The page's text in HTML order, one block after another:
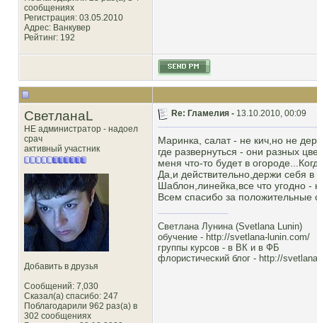
сообщениях
Регистрация: 03.05.2010
Адрес: Ванкувер
Рейтинг: 192
СветланаL
НЕ администратор - надоел
срач
активный участник
Добавить в друзья
Сообщений: 7,030
Сказал(а) спасибо: 247
Поблагодарили 962 раз(а) в
302 сообщениях
Re: Гламелия - 13.10.2010, 00:09
Маринка, салат - не кич,но не
где развернуться - они разных
меня что-то будет в
Да,и действительно,держи себя
Шаблон,линейка,все что угодно -
Всем спасибо за
Светлана Лунина (Svetlana Lunin)
обучение - http://svetlana-lunin.com/
группы курсов - в ВК и в ФБ
флористический блог - http://